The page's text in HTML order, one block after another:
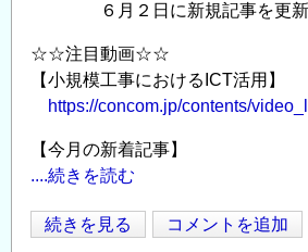
た
め
情
報
信
６月２日に新規記事を更
☆☆注目動画☆☆
【小規模工事におけるICT活用】
https://concom.jp/contents/
【今月の新着記事】
....続きを読む
今
続きを見る コメントを追加